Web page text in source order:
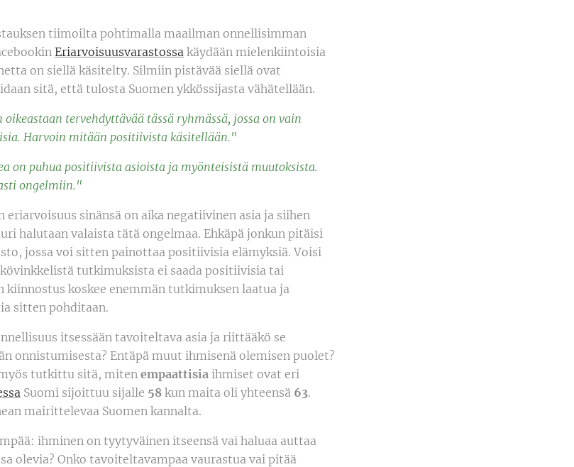
tiimoilta pohtimalla maailman onnellisimman
Eriarvoisuusvarastossa käydään mielenkiintoisia
on siellä käsitelty. Silmiin pistävää siellä ovat
sitä, että tulosta Suomen ykkössijasta vähätellään.
tervehdyttävää tässä ryhmässä, jossa on vain
Harvoin mitään positiivista käsitellään."
on puhua positiivista asioista ja myönteisistä muutoksista.
ongelmiin."
eriarvoisuus sinänsä on aika negatiivinen asia ja siihen
halutaan valaista tätä ongelmaa. Ehkäpä jonkun pitäisi
jossa voi sitten painottaa positiivisia elämyksiä. Voisi
tutkimuksista ei saada positiivisia tai
kiinnostus koskee enemmän tutkimuksen laatua ja
sitten pohditaan.
itsessään tavoiteltava asia ja riittääkö se
onnistumisesta? Entäpä muut ihmisenä olemisen puolet?
tutkittu sitä, mitenempaattisia ihmiset ovat eri
Suomi sijoittuu sijalle 58 kun maita oli yhteensä 63.
mairittelevaa Suomen kannalta.
ihminen on tyytyväinen itseensä vai haluaa auttaa
olevia? Onko tavoiteltavampaa vaurastua vai pitää